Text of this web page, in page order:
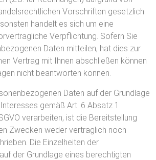
Vorschriften gesetzlich
handelt es sich um eine
Verpflichtung. Sofern Sie
Daten mitteilen, hat dies zur
Vertrag mit Ihnen abschließen können
nicht beantworten können.
Daten auf der Grundlage
gemäß Art. 6 Absatz 1
verarbeiten, ist die Bereitstellung
Zwecken weder vertraglich noch
Die Einzelheiten der
der Grundlage eines berechtigten